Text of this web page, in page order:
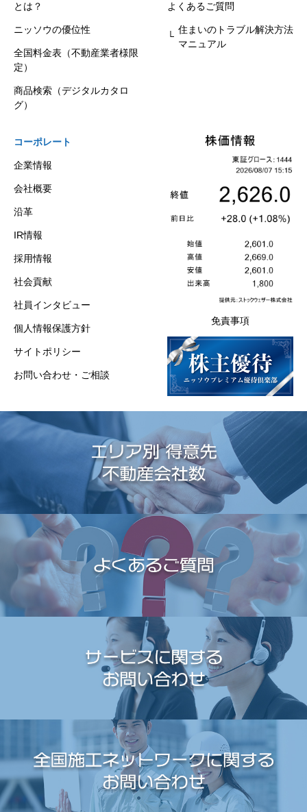
とは？
ニッソウの優位性
全国料金表（不動産業者様限
定）
商品検索（デジタルカタロ
グ）
よくあるご質問
住まいのトラブル解決方法
マニュアル
コーポレート
企業情報
会社概要
沿革
IR情報
採用情報
社会貢献
社員インタビュー
個人情報保護方針
サイトポリシー
お問い合わせ・ご相談
免責事項